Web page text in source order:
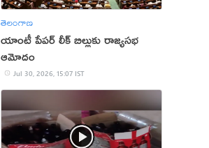
తెలంగాణ
యాంటీ పేపర్ లీక్ బిల్లుకు రాజ్యసభ
ఆమోదం
Jul 30, 2026, 15:07 IST